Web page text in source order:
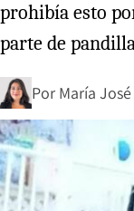
prohibía esto
parte de
Por María